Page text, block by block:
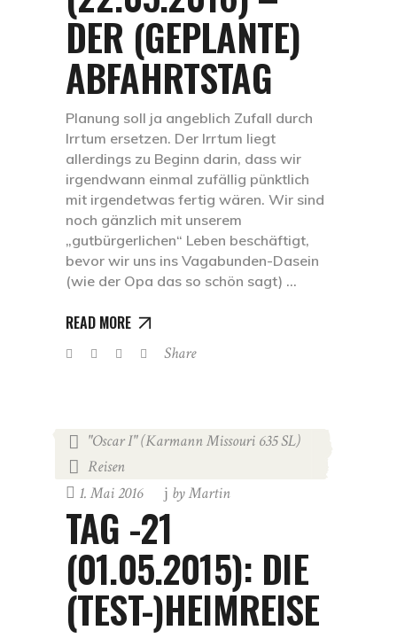
DER (GEPLANTE)
ABFAHRTSTAG
Planung soll ja angeblich Zufall durch
Irrtum ersetzen. Der Irrtum liegt
allerdings zu Beginn darin, dass wir
irgendwann einmal zufällig pünktlich
mit irgendetwas fertig wären. Wir sind
noch gänzlich mit unserem
„gutbürgerlichen“ Leben beschäftigt,
bevor wir uns ins Vagabunden-Dasein
(wie der Opa das so schön sagt)
READ MORE
Share
"Oscar I" (Karmann Missouri 635 SL)
Reisen
1. Mai 2016
byMartin
TAG -21
(01.05.2015): DIE
(TEST-)HEIMREISE